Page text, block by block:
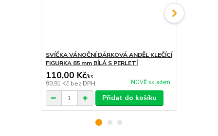
SVÍČKA VÁNOČNÍ DÁRKOVÁ ANDĚL KLEČÍCÍ
FIGURKA 85 mm BÍLÁ S PERLETÍ
110,00 Kč/ks
90,91 Kč bez DPH NOVĚ skladem
Přidat do košíku